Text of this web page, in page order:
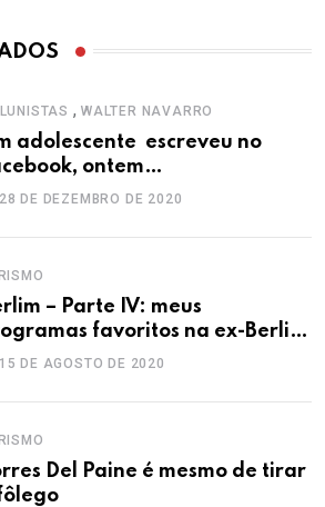
, WALTER NAVARRO
adolescente escreveu no
ontem…
28 DE DEZEMBRO DE 2020
– Parte IV: meus
favoritos na ex-Berlim
15 DE AGOSTO DE 2020
Del Paine é mesmo de tirar